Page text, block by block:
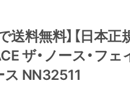
送料無料】【日本正
ザ・ノース・フ
NN32511